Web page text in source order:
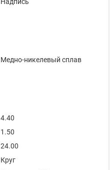
Медно-никелевый сплав
4.40
1.50
24.00
Круг